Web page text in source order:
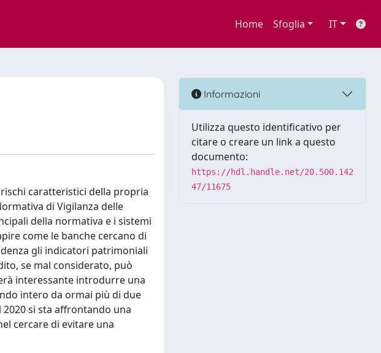
Home Sfoglia IT
caratteristici della propria
di Vigilanza delle
della normativa e i sistemi
come le banche cercano di
gli indicatori patrimoniali
se mal considerato, può
interessante introdurre una
intero da ormai più di due
si sta affrontando una
cercare di evitare una
Informazioni
Utilizza questo identificativo per
citare o creare un link a questo
documento:
https://hdl.handle.net/20.500.142
47/11675